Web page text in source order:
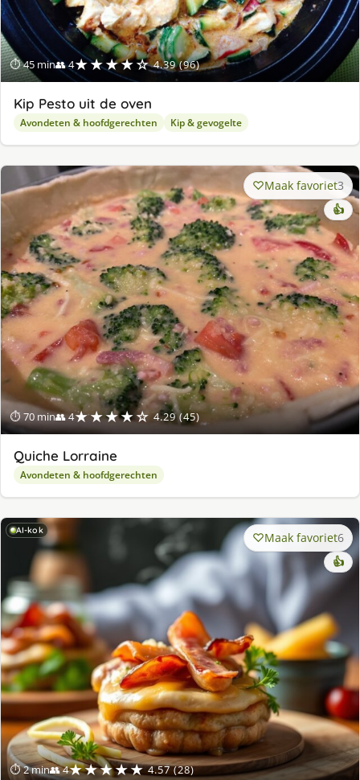
⏱ 45 min👥 4★★★★☆ 4.39 (96)
Kip Pesto uit de oven
Avondeten & hoofdgerechten Kip & gevogelte
⏱ 70 min👥 4★★★★☆ 4.29 (45)
Maak favoriet3
👍
Quiche Lorraine
Avondeten & hoofdgerechten
AI-kok
⏱ 2 min👥 4★★★★★ 4.57 (28)
Maak favoriet6
👍